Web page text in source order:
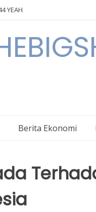
YEAH
Berita Ekonomi